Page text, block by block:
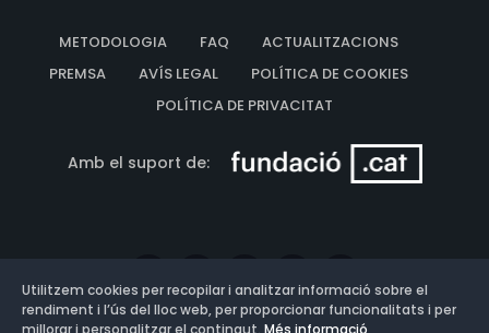
METODOLOGIA FAQ
ACTUALITZACIONS
PREMSA
AVÍS LEGAL
POLÍTICA DE COOKIES
POLÍTICA DE PRIVACITAT
Amb el suport de:
Utilitzem cookies per recopilar i analitzar informació sobre el
rendiment i l’ús del lloc web, per proporcionar funcionalitats i per
millorar i personalitzar el contingut. Més informació